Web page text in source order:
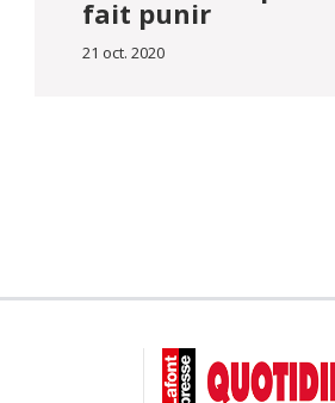
fait punir
21 oct. 2020